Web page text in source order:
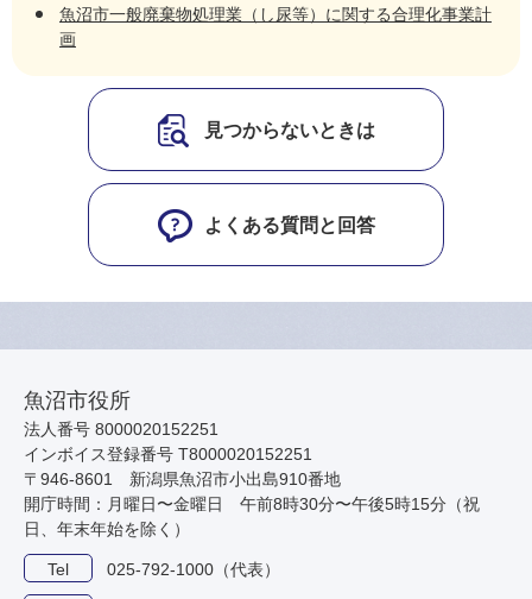
魚沼市一般廃棄物処理業（し尿等）に関する合理化事業計
画
見つからないときは
よくある質問と回答
魚沼市役所
法人番号 8000020152251
インボイス登録番号 T8000020152251
〒946-8601 新潟県魚沼市小出島910番地
開庁時間：月曜日〜金曜日 午前8時30分〜午後5時15分（祝
日、年末年始を除く）
Tel 025-792-1000（代表）